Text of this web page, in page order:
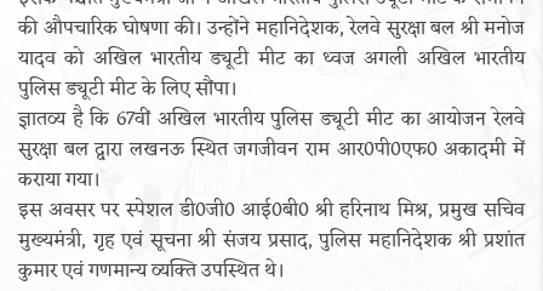
की औपचारिक घोषणा की। उन्होंने महानिदेशक, रेलवे सुरक्षा बल श्री मनोज
यादव को अखिल भारतीय ड्यूटी मीट का ध्वज अगली अखिल भारतीय
पुलिस ड्यूटी मीट के लिए सौंपा।
ज्ञातव्य है कि 67वीं अखिल भारतीय पुलिस ड्यूटी मीट का आयोजन रेलवे
सुरक्षा बल द्वारा लखनऊ स्थित जगजीवन राम आर0पी0एफ0 अकादमी में
कराया गया।
इस अवसर पर स्पेशल डी0जी0 आई0बी0 श्री हरिनाथ मिश्र, प्रमुख सचिव
मुख्यमंत्री, गृह एवं सूचना श्री संजय प्रसाद, पुलिस महानिदेशक श्री प्रशांत
कुमार एवं गणमान्य व्यक्ति उपस्थित थे।